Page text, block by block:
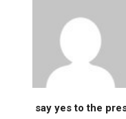
say yes to the